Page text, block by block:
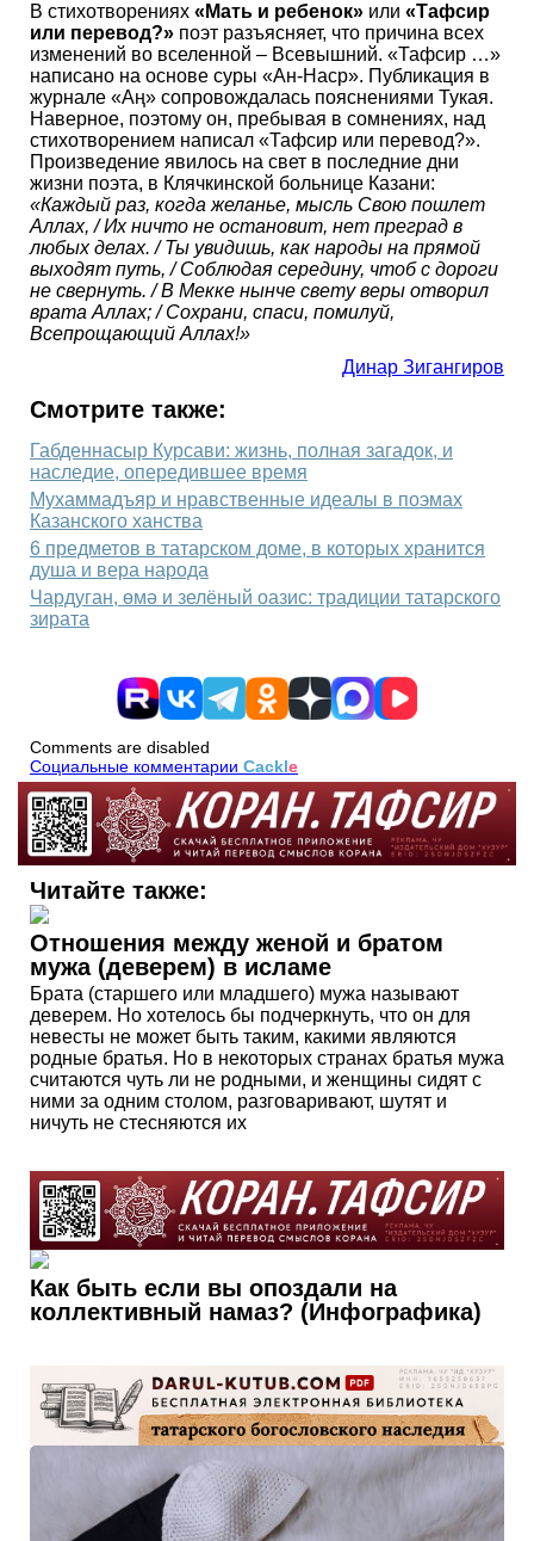
В стихотворениях «Мать и ребенок» или «Тафсир
или перевод?» поэт разъясняет, что причина всех
изменений во вселенной – Всевышний. «Тафсир …»
написано на основе суры «Ан-Наср». Публикация в
журнале «Аң» сопровождалась пояснениями Тукая.
Наверное, поэтому он, пребывая в сомнениях, над
стихотворением написал «Тафсир или перевод?».
Произведение явилось на свет в последние дни
жизни поэта, в Клячкинской больнице Казани:
«Каждый раз, когда желанье, мысль Свою пошлет
Аллах, / Их ничто не остановит, нет преград в
любых делах. / Ты увидишь, как народы на прямой
выходят путь, / Соблюдая середину, чтоб с дороги
не свернуть. / В Мекке нынче свету веры отворил
врата Аллах; / Сохрани, спаси, помилуй,
Всепрощающий Аллах!»
Динар Зигангиров
Смотрите также:
Габденнасыр Курсави: жизнь, полная загадок, и
наследие, опередившее время
Мухаммадъяр и нравственные идеалы в поэмах
Казанского ханства
6 предметов в татарском доме, в которых хранится
душа и вера народа
Чардуган, өмә и зелёный оазис: традиции татарского
зирата
Comments are disabled
Социальные комментарии Cackle
Читайте также:
Отношения между женой и братом
мужа (деверем) в исламе
Брата (старшего или младшего) мужа называют
деверем. Но хотелось бы подчеркнуть, что он для
невесты не может быть таким, какими являются
родные братья. Но в некоторых странах братья мужа
считаются чуть ли не родными, и женщины сидят с
ними за одним столом, разговаривают, шутят и
ничуть не стесняются их
Как быть если вы опоздали на
коллективный намаз? (Инфографика)